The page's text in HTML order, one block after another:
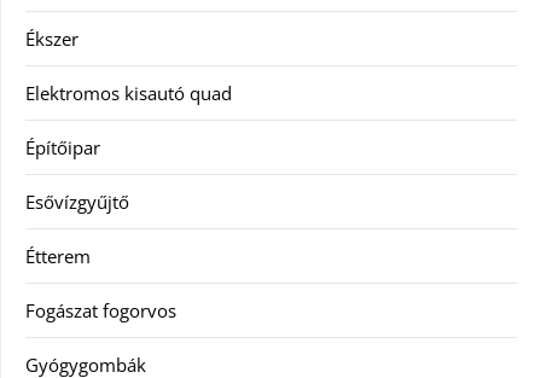
Ékszer
Elektromos kisautó quad
Építőipar
Esővízgyűjtő
Étterem
Fogászat fogorvos
Gyógygombák